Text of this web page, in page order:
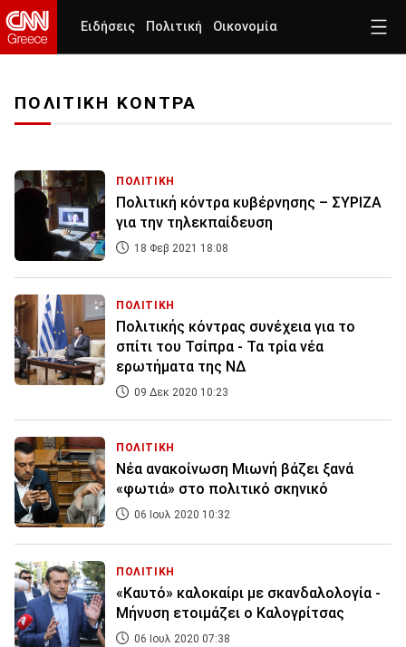
Ειδήσεις Πολιτική Οικονομία
ΠΟΛΙΤΙΚΗ ΚΟΝΤΡΑ
ΠΟΛΙΤΙΚΗ
Πολιτική κόντρα κυβέρνησης – ΣΥΡΙΖΑ
για την τηλεκπαίδευση
18 Φεβ 2021 18:08
ΠΟΛΙΤΙΚΗ
Πολιτικής κόντρας συνέχεια για το
σπίτι του Τσίπρα - Τα τρία νέα
ερωτήματα της ΝΔ
09 Δεκ 2020 10:23
ΠΟΛΙΤΙΚΗ
Νέα ανακοίνωση Μιωνή βάζει ξανά
«φωτιά» στο πολιτικό σκηνικό
06 Ιουλ 2020 10:32
ΠΟΛΙΤΙΚΗ
«Καυτό» καλοκαίρι με σκανδαλολογία -
Μήνυση ετοιμάζει ο Καλογρίτσας
06 Ιουλ 2020 07:38